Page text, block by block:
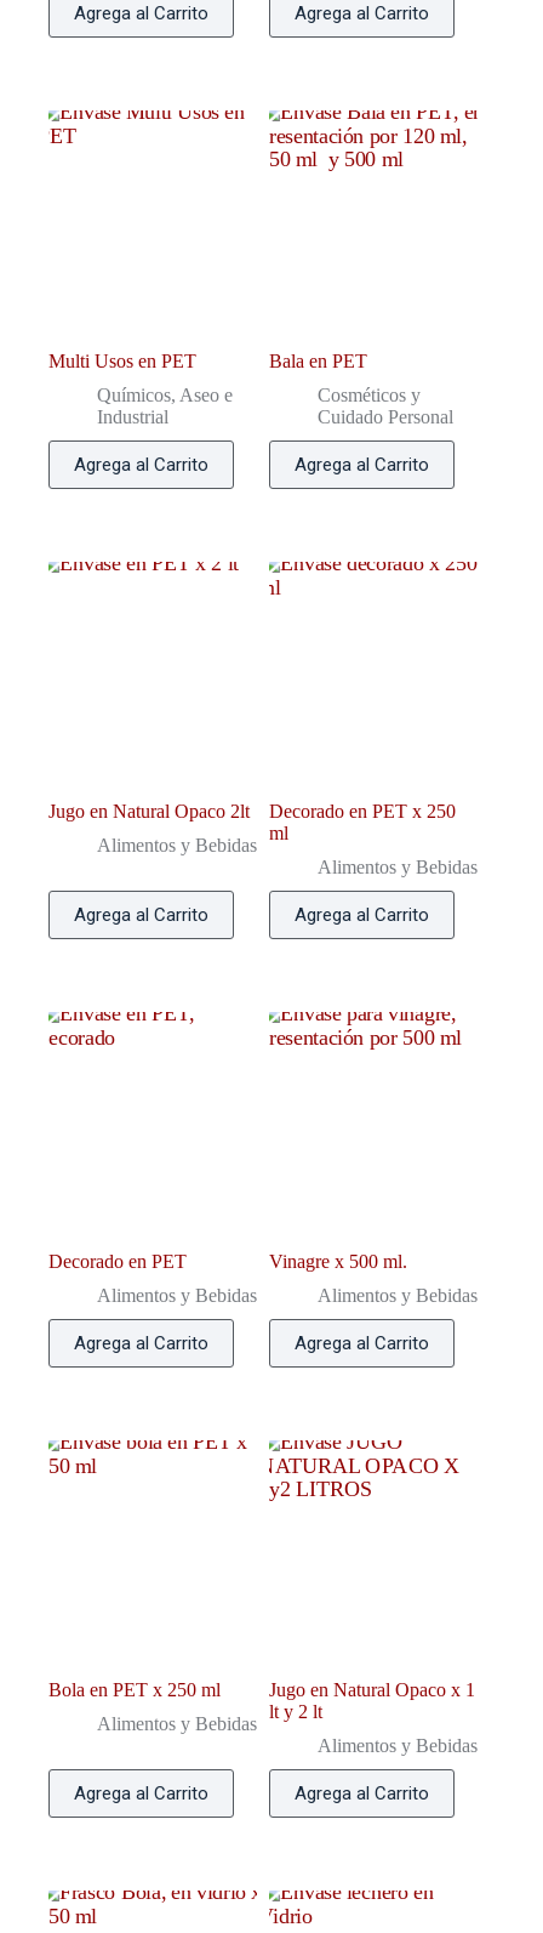
Agrega al Carrito Agrega al Carrito
Multi Usos en PET
Químicos, Aseo e
Industrial
Agrega al Carrito
Bala en PET
Cosméticos y
Cuidado Personal
Agrega al Carrito
Jugo en Natural Opaco 2lt
Alimentos y Bebidas
Agrega al Carrito
Decorado en PET x 250
ml
Alimentos y Bebidas
Agrega al Carrito
Decorado en PET
Alimentos y Bebidas
Agrega al Carrito
Vinagre x 500 ml.
Alimentos y Bebidas
Agrega al Carrito
Bola en PET x 250 ml
Alimentos y Bebidas
Agrega al Carrito
Jugo en Natural Opaco x 1
lt y 2 lt
Alimentos y Bebidas
Agrega al Carrito